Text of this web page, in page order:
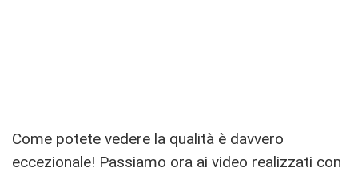
Come potete vedere la qualità è davvero
eccezionale! Passiamo ora ai video realizzati con